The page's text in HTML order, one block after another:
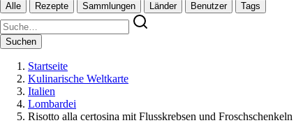
Alle Rezepte Sammlungen Länder Benutzer Tags
Suchen
Startseite
Kulinarische Weltkarte
Italien
Lombardei
Risotto alla certosina mit Flusskrebsen und Froschschenkeln